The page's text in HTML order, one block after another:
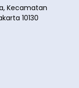
Kecamatan
10130